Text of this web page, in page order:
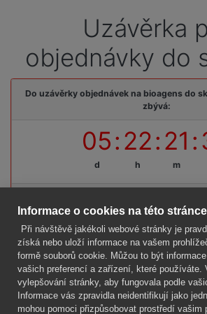
Uzávěrka
objednávky do
Do uzávěrky objednávek na bioagens do
zbývá:
05
d
:22
h
:21
m
:
Firma
Vše o nákupu
Informace o cookies na této stránce
Při návštěvě jakékoli webové stránky je
získá nebo uloží informace na vašem
formě souborů cookie. Můžou to být
vašich preferencí a zařízení, které používáte.
vylepšování stránky, aby fungovala podle
Informace vás zpravidla neidentifikují jako
mohou pomoci přizpůsobovat prostředí vašim